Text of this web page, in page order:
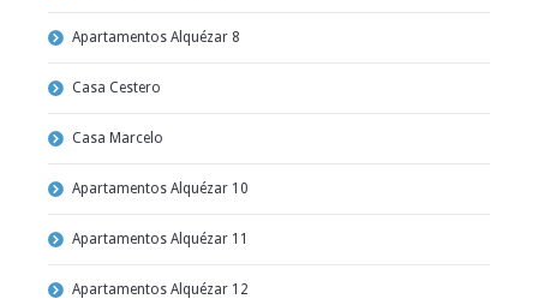
Apartamentos Alquézar 8
Casa Cestero
Casa Marcelo
Apartamentos Alquézar 10
Apartamentos Alquézar 11
Apartamentos Alquézar 12